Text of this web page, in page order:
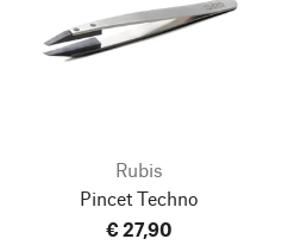
Rubis
Pincet Techno
€ 27,90